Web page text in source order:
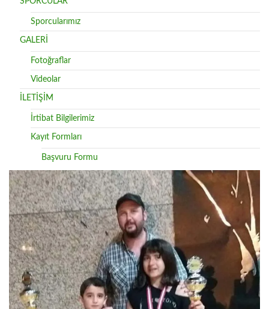
Sporcularımız
GALERİ
Fotoğraflar
Videolar
İLETİŞİM
İrtibat Bilgilerimiz
Kayıt Formları
Başvuru Formu